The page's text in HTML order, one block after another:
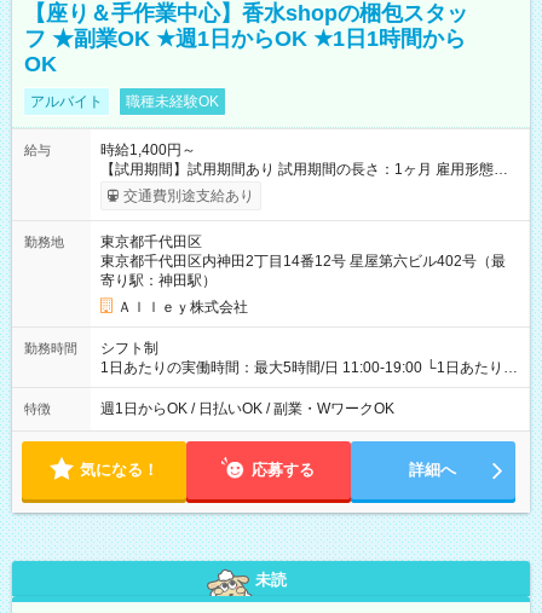
【座り＆手作業中心】香水shopの梱包スタッ
フ ★副業OK ★週1日からOK ★1日1時間から
OK
アルバイト 職種未経験OK
給与
時給1,400円～
【試用期間】試用期間あり 試用期間の長さ：1ヶ月 雇用形態、
給与は本採用時と同じです。
交通費別途支給あり
勤務地
東京都千代田区
東京都千代田区内神田2丁目14番12号 星屋第六ビル402号（最
寄り駅：神田駅）
Ａｌｌｅｙ株式会社
勤務時間
シフト制
1日あたりの実働時間：最大5時間/日 11:00-19:00 └1日あたりの
実働時間：1-5時間 └上記の時間帯内であれば、いつでも勤務可
能！ └平日・土曜日の中で、お好きな曜日でご勤務いただけま
18:00 などのように、自由な働き方が可能なお仕事です！
特徴 週1日からOK / 日払いOK / 副業・WワークOK
気になる！ 応募する 詳細へ
未読